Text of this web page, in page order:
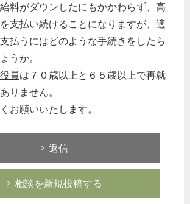
がダウンしたにもかかわらず、高
を支払い続けることになりますが、適
払うにはどのような手続きをしたら
うか。
役員は７０歳以上と６５歳以上で再就
りません。
お願いいたします。
返信
相談を新規投稿する